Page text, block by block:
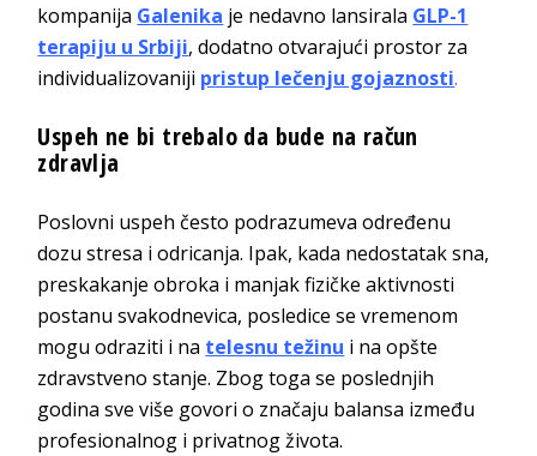
kompanija Galenika je nedavno lansirala GLP-1
terapiju u Srbiji, dodatno otvarajući prostor za
individualizovaniji pristup lečenju gojaznosti.
Uspeh ne bi trebalo da bude na račun
zdravlja
Poslovni uspeh često podrazumeva određenu
dozu stresa i odricanja. Ipak, kada nedostatak sna,
preskakanje obroka i manjak fizičke aktivnosti
postanu svakodnevica, posledice se vremenom
mogu odraziti i na telesnu težinu i na opšte
zdravstveno stanje. Zbog toga se poslednjih
godina sve više govori o značaju balansa između
profesionalnog i privatnog života.